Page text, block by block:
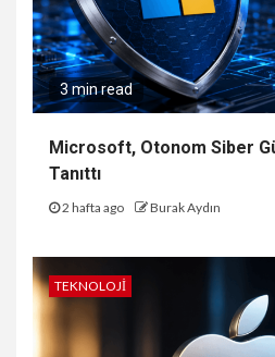
3 min read
Microsoft, Otonom Siber
Tanıttı
2 hafta ago Burak Aydın
TEKNOLOJI